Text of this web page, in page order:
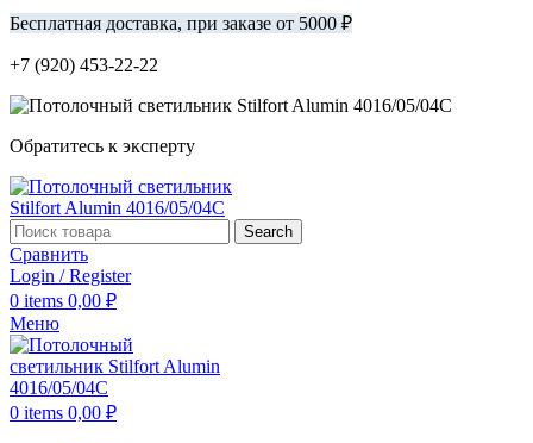
Бесплатная доставка, при заказе от 5000 ₽
+7 (920) 453-22-22
Обратитесь к эксперту
Search
Сравнить
Login / Register
0 items 0,00 ₽
Меню
0 items 0,00 ₽